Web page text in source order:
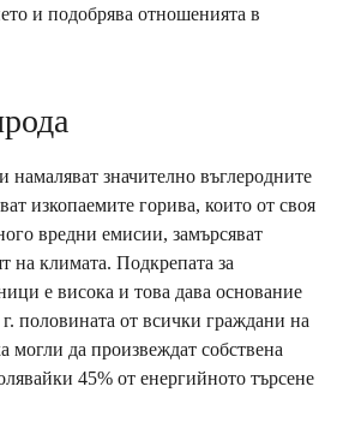
и подобрява отношенията в
значително въглеродните
изкопаемите горива, които от своя
вредни емисии, замърсяват
на климата. Подкрепата за
е висока и това дава основание
половината от всички граждани на
могли да произвеждат собствена
45% от енергийното търсене